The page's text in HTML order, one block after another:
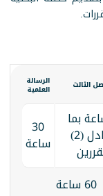
الثالث الرسالة
العلمية
بما
يعادل (2) 30
ساعة
60 ساعة